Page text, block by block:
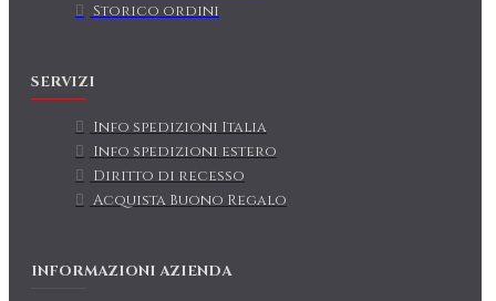
Storico ordini
SERVIZI
Info spedizioni Italia
Info spedizioni estero
Diritto di recesso
Acquista Buono Regalo
INFORMAZIONI AZIENDA